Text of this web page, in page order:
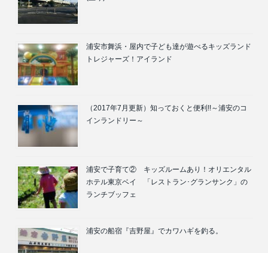
浦安市舞浜・屋内で子ども達が遊べるキッズランド
トレジャーズ！アイランド
（2017年7月更新）知っておくと便利!!～浦安のコ
インランドリー～
浦安で子育て② キッズルームあり！オリエンタル
ホテル東京ベイ 「レストラン･グランサンク」の
ランチブッフェ
浦安の船宿『吉野屋』でカワハギを釣る。